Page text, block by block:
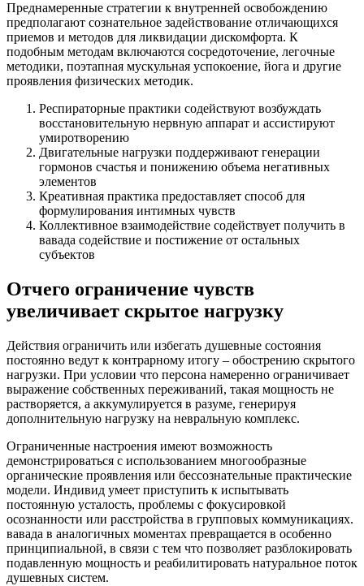
Преднамеренные стратегии к внутренней освобождению
предполагают сознательное задействование отличающихся
приемов и методов для ликвидации дискомфорта. К
подобным методам включаются сосредоточение, легочные
методики, поэтапная мускульная успокоение, йога и другие
проявления физических методик.
Респираторные практики содействуют возбуждать
восстановительную нервную аппарат и ассистируют
умиротворению
Двигательные нагрузки поддерживают генерации
гормонов счастья и понижению объема негативных
элементов
Креативная практика предоставляет способ для
формулирования интимных чувств
Коллективное взаимодействие содействует получить в
вавада содействие и постижение от остальных
субъектов
Отчего ограничение чувств
увеличивает скрытое нагрузку
Действия ограничить или избегать душевные состояния
постоянно ведут к контрарному итогу – обострению скрытого
нагрузки. При условии что персона намеренно ограничивает
выражение собственных переживаний, такая мощность не
растворяется, а аккумулируется в разуме, генерируя
дополнительную нагрузку на невральную комплекс.
Ограниченные настроения имеют возможность
демонстрироваться с использованием многообразные
органические проявления или бессознательные практические
модели. Индивид умеет приступить к испытывать
постоянную усталость, проблемы с фокусировкой
осознанности или расстройства в групповых коммуникациях.
вавада в аналогичных моментах превращается в особенно
принципиальной, в связи с тем что позволяет разблокировать
подавленную мощность и реабилитировать натуральное поток
душевных систем.